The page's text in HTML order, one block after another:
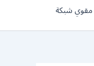
مقوي شبكة